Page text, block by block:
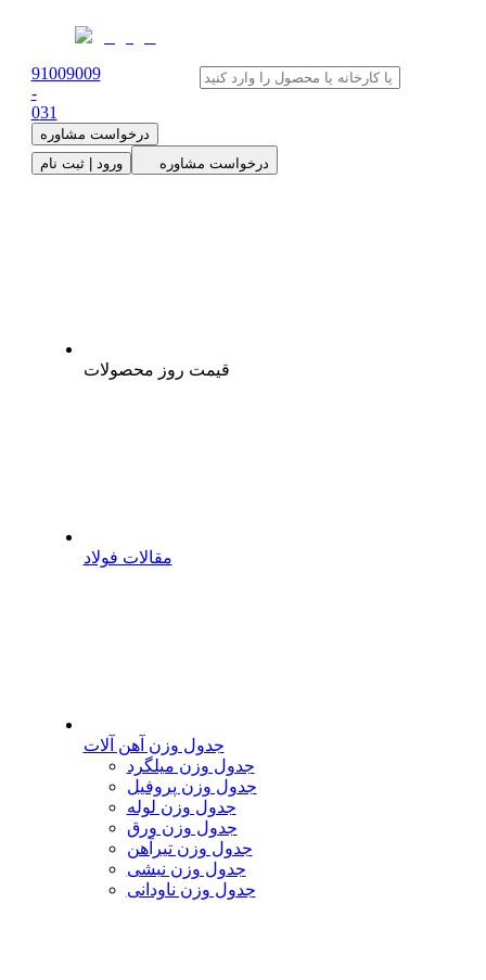
91009009
-
031
درخواست مشاوره
ورود | ثبت نام
درخواست مشاوره
قیمت روز محصولات
مقالات فولاد
جدول وزن آهن آلات
جدول وزن میلگرد
جدول وزن پروفیل
جدول وزن لوله
جدول وزن ورق
جدول وزن تیرآهن
جدول وزن نبشی
جدول وزن ناودانی